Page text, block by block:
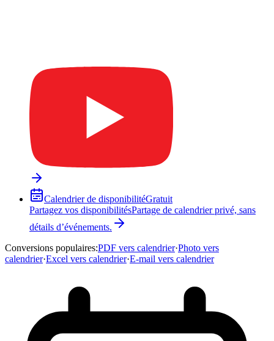
Calendrier de disponibilitéGratuit
Partagez vos disponibilitésPartage de calendrier privé, sans
détails d’événements.
Conversions populaires:PDF vers calendrier·Photo vers
calendrier·Excel vers calendrier·E-mail vers calendrier